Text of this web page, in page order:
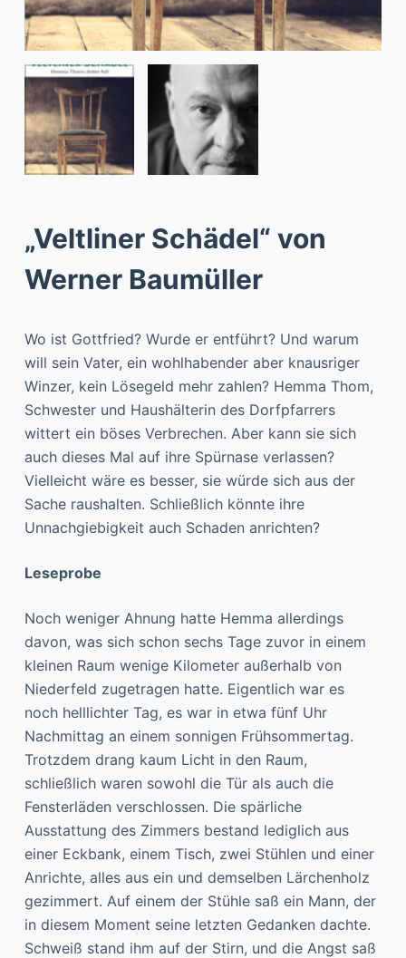
„Veltliner Schädel“ von
Werner Baumüller
Wo ist Gottfried? Wurde er entführt? Und warum
will sein Vater, ein wohlhabender aber knausriger
Winzer, kein Lösegeld mehr zahlen? Hemma Thom,
Schwester und Haushälterin des Dorfpfarrers
wittert ein böses Verbrechen. Aber kann sie sich
auch dieses Mal auf ihre Spürnase verlassen?
Vielleicht wäre es besser, sie würde sich aus der
Sache raushalten. Schließlich könnte ihre
Unnachgiebigkeit auch Schaden anrichten?
Leseprobe
Noch weniger Ahnung hatte Hemma allerdings
davon, was sich schon sechs Tage zuvor in einem
kleinen Raum wenige Kilometer außerhalb von
Niederfeld zugetragen hatte. Eigentlich war es
noch helllichter Tag, es war in etwa fünf Uhr
Nachmittag an einem sonnigen Frühsommertag.
Trotzdem drang kaum Licht in den Raum,
schließlich waren sowohl die Tür als auch die
Fensterläden verschlossen. Die spärliche
Ausstattung des Zimmers bestand lediglich aus
einer Eckbank, einem Tisch, zwei Stühlen und einer
Anrichte, alles aus ein und demselben Lärchenholz
gezimmert. Auf einem der Stühle saß ein Mann, der
in diesem Moment seine letzten Gedanken dachte.
Schweiß stand ihm auf der Stirn, und die Angst saß